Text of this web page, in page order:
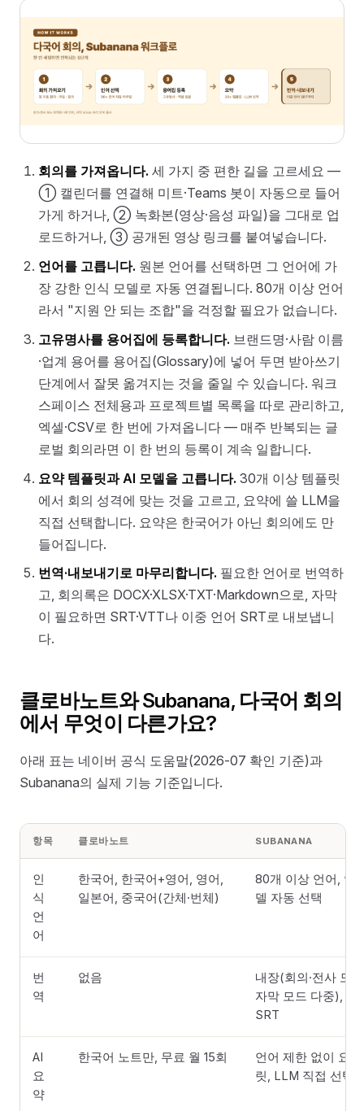
회의를 가져옵니다. 세 가지 중 편한 길을 고르세요 —
① 캘린더를 연결해 미트·Teams 봇이 자동으로 들어
가게 하거나, ② 녹화본(영상·음성 파일)을 그대로 업
로드하거나, ③ 공개된 영상 링크를 붙여넣습니다.
언어를 고릅니다. 원본 언어를 선택하면 그 언어에 가
장 강한 인식 모델로 자동 연결됩니다. 80개 이상 언어
라서 "지원 안 되는 조합"을 걱정할 필요가 없습니다.
고유명사를 용어집에 등록합니다. 브랜드명·사람 이름
·업계 용어를 용어집(Glossary)에 넣어 두면 받아쓰기
단계에서 잘못 옮겨지는 것을 줄일 수 있습니다. 워크
스페이스 전체용과 프로젝트별 목록을 따로 관리하고,
엑셀·CSV로 한 번에 가져옵니다 — 매주 반복되는 글
로벌 회의라면 이 한 번의 등록이 계속 일합니다.
요약 템플릿과 AI 모델을 고릅니다. 30개 이상 템플릿
에서 회의 성격에 맞는 것을 고르고, 요약에 쓸 LLM을
직접 선택합니다. 요약은 한국어가 아닌 회의에도 만
들어집니다.
번역·내보내기로 마무리합니다. 필요한 언어로 번역하
고, 회의록은 DOCX·XLSX·TXT·Markdown으로, 자막
이 필요하면 SRT·VTT나 이중 언어 SRT로 내보냅니
다.
클로바노트와 Subanana, 다국어 회의
에서 무엇이 다른가요?
아래 표는 네이버 공식 도움말(2026-07 확인 기준)과
Subanana의 실제 기능 기준입니다.
항목 클로바노트 SUBANANA
인
식
언
어
한국어, 한국어+영어, 영어,
일본어, 중국어(간체·번체)
80개 이상 언어, 언
델 자동 선택
번
역
없음
내장(회의·전사 모
자막 모드 다중), 이
SRT
AI
요
약
한국어 노트만, 무료 월 15회
언어 제한 없이 요
릿, LLM 직접 선택